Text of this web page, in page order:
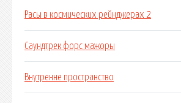
Расы в космических рейнджерах 2
Саундтрек форс мажоры
Внутренне пространство